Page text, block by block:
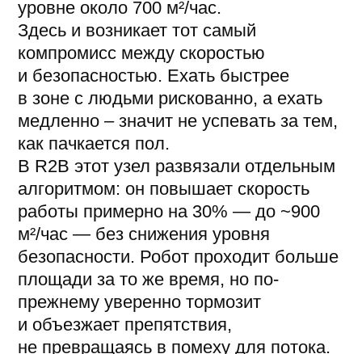
пылесосов нельзя запустить просто
«из коробки».
Сначала маршруты настраивают под
реальный поток: размечают зоны.
В первые недели треки и расписание
уточняют по тому, как робот ведет
себя в живом режиме.
Дальше объект ведут удаленно:
маршрут, расписание и поведение
робота меняют дистанционно, без
выезда или это может спокойно взять
на себя клининговая служба клиента.
Разница часовых поясов не имеет
значения. Один из объектов R2B
работает с +8 часами к Москве,
и правки вносят так же оперативно.
Адаптация персонала – это отдельная
задача: на старте хватает коротких
инструкций и времени на привыкание.
Подробно разобрали в HR-гайде
«Сопротивление персонала при
внедрении робота».